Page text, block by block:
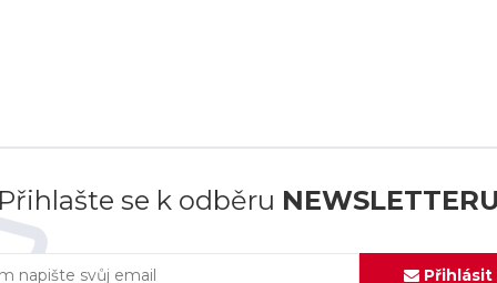
se k odběru NEWSLETTERU
Přihlásit